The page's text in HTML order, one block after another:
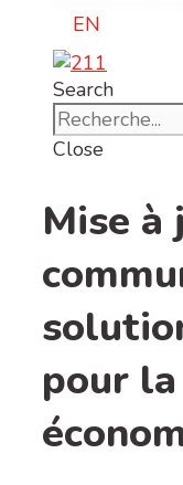
EN
Search
Close
Mise à
pour